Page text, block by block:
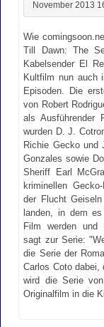
November 2013
Wie
Till Dawn: The
Kabelsender El
Kultfilm nun auch
Episoden. Die
von Robert
als Ausführender
wurden D. J.
Richie Gecko und
Gonzales sowie
Sheriff Earl
kriminellen
der Flucht
landen, in dem
Film werden und
sagt zur Serie:
die Serie der
Carlos Coto dabei,
wird die Serie
Originalfilm in die